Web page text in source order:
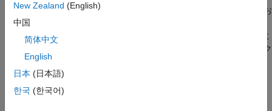
MATLAB®ワークスペースにシンボリック配列
お
よびシンボリック スカラー変数
す。多次元配列では、これらの要素は接頭辞
をもち、その後に
を区切り記号として使用した要素のインデック
スが続きます。
例
New Zealand (English)
中国
简体中文
English
日本 (日本語)
한국 (한국어)